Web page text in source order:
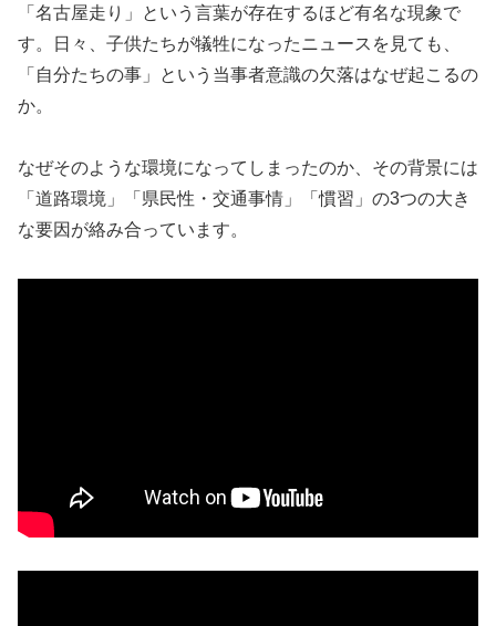
「名古屋走り」という言葉が存在するほど有名な現象で
す。日々、子供たちが犠牲になったニュースを見ても、
「自分たちの事」という当事者意識の欠落はなぜ起こるの
か。
なぜそのような環境になってしまったのか、その背景には
「道路環境」「県民性・交通事情」「慣習」の3つの大き
な要因が絡み合っています。